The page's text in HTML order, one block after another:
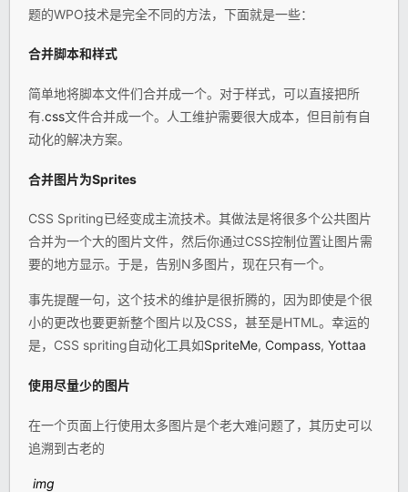
题的WPO技术是完全不同的方法，下面就是一些：
合并脚本和样式
简单地将脚本文件们合并成一个。对于样式，可以直接把所
有.css文件合并成一个。人工维护需要很大成本，但目前有自
动化的解决方案。
合并图片为Sprites
CSS Spriting已经变成主流技术。其做法是将很多个公共图片
合并为一个大的图片文件，然后你通过CSS控制位置让图片需
要的地方显示。于是，告别N多图片，现在只有一个。
事先提醒一句，这个技术的维护是很折腾的，因为即使是个很
小的更改也要更新整个图片以及CSS，甚至是HTML。幸运的
是，CSS spriting自动化工具如SpriteMe, Compass, Yottaa
使用尽量少的图片
在一个页面上行使用太多图片是个老大难问题了，其历史可以
追溯到古老的
img